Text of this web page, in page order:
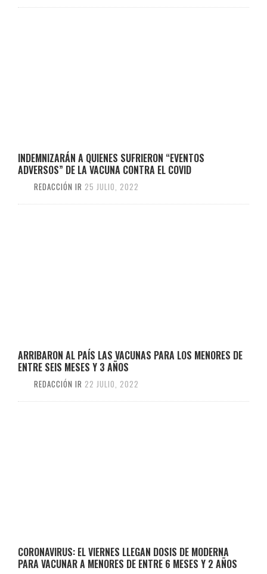
INDEMNIZARÁN A QUIENES SUFRIERON “EVENTOS
ADVERSOS” DE LA VACUNA CONTRA EL COVID
REDACCIÓN IR 25 JULIO, 2022
ARRIBARON AL PAÍS LAS VACUNAS PARA LOS MENORES DE
ENTRE SEIS MESES Y 3 AÑOS
REDACCIÓN IR 22 JULIO, 2022
CORONAVIRUS: EL VIERNES LLEGAN DOSIS DE MODERNA
PARA VACUNAR A MENORES DE ENTRE 6 MESES Y 2 AÑOS